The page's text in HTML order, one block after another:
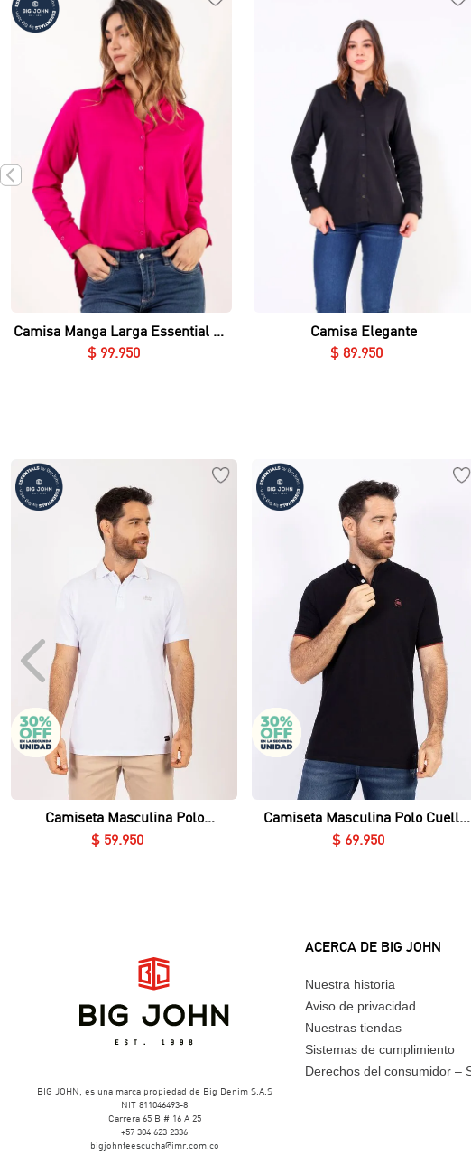
Vista rápida
Camisa Manga Larga Essential en
Twill Rayón
$ 99.950
Vista rápida
Camisa Elegante
$ 89.950
Vista rápida
Camiseta Masculina Polo
Essential en Piqué Lycrado
$ 59. 950
Vista rápida
Camiseta Masculina Polo Cuello
Nerú Essential en Piqué Lycrado
$ 69. 950
BIG JOHN, es una marca propiedad de Big Denim S.A.S
NIT 811046493-8
Carrera 65 B # 16 A 25
+57 304 623 2336
bigjohnteescucha@imr.com.co
ACERCA DE BIG JOHN
Nuestra historia
Aviso de privacidad
Nuestras tiendas
Sistemas de cumplimiento
Derechos del consumidor –